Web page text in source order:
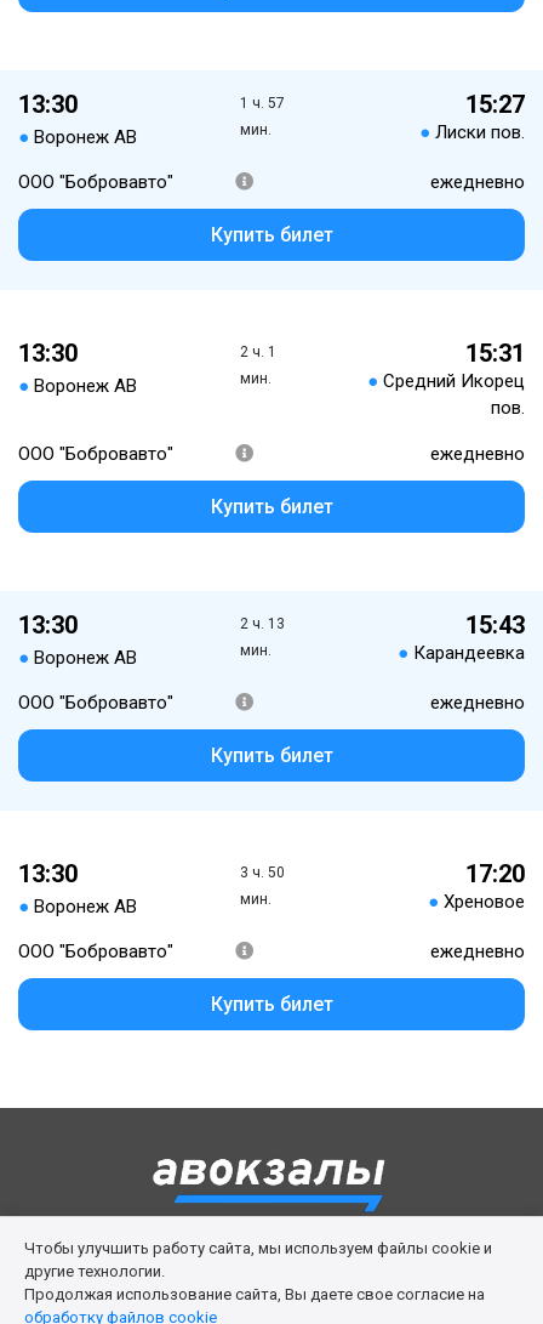
13:30
● Воронеж АВ
1 ч. 57
мин.
15:27
● Лиски пов.
ООО "Бобровавто" ежедневно
Купить билет
13:30
● Воронеж АВ
2 ч. 1
мин.
15:31
● Средний Икорец
пов.
ООО "Бобровавто" ежедневно
Купить билет
13:30
● Воронеж АВ
2 ч. 13
мин.
15:43
● Карандеевка
ООО "Бобровавто" ежедневно
Купить билет
13:30
● Воронеж АВ
3 ч. 50
мин.
17:20
● Хреновое
ООО "Бобровавто" ежедневно
Купить билет
Правила сервиса Политика cookies
Личный кабинет Возврат билета Поддержка
Чтобы улучшить работу сайта, мы используем файлы cookie и
другие технологии.
Продолжая использование сайта, Вы даете свое согласие на
обработку файлов cookie